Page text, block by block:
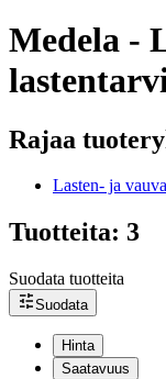
Medela -
Rajaa
Lasten- ja
Tuotteita: 3
Suodata tuotteita
Suodata
Hinta
Saatavuus